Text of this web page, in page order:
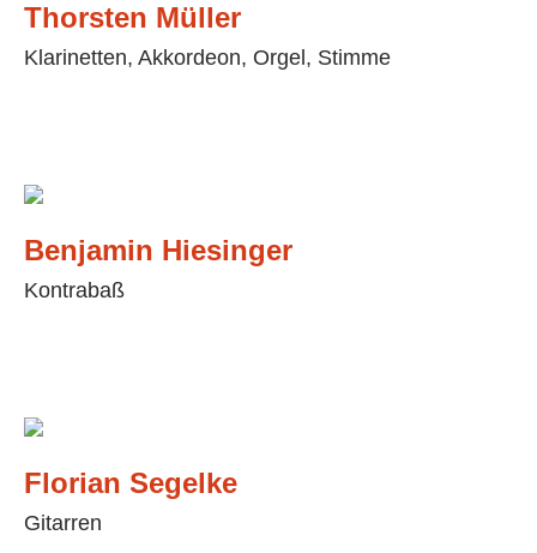
Thorsten Müller
Klarinetten, Akkordeon, Orgel, Stimme
Benjamin Hiesinger
Kontrabaß
Florian Segelke
Gitarren